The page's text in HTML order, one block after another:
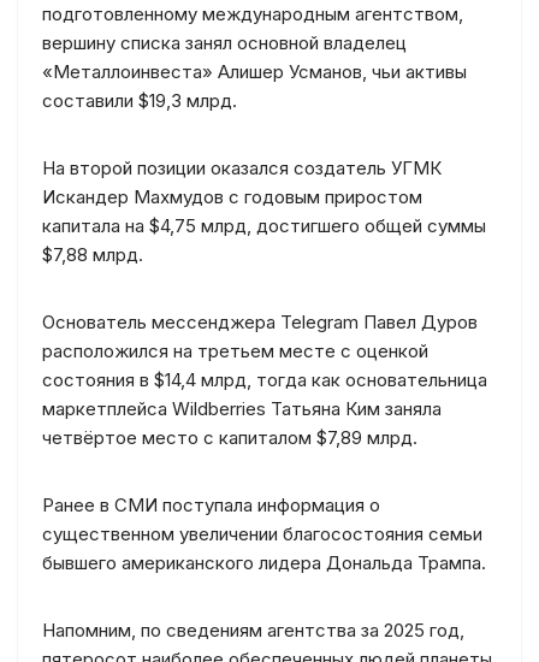
подготовленному международным агентством,
вершину списка занял основной владелец
«Металлоинвеста» Алишер Усманов, чьи активы
составили $19,3 млрд.
На второй позиции оказался создатель УГМК
Искандер Махмудов с годовым приростом
капитала на $4,75 млрд, достигшего общей суммы
$7,88 млрд.
Основатель мессенджера Telegram Павел Дуров
расположился на третьем месте с оценкой
состояния в $14,4 млрд, тогда как основательница
маркетплейса Wildberries Татьяна Ким заняла
четвёртое место с капиталом $7,89 млрд.
Ранее в СМИ поступала информация о
существенном увеличении благосостояния семьи
бывшего американского лидера Дональда Трампа.
Напомним, по сведениям агентства за 2025 год,